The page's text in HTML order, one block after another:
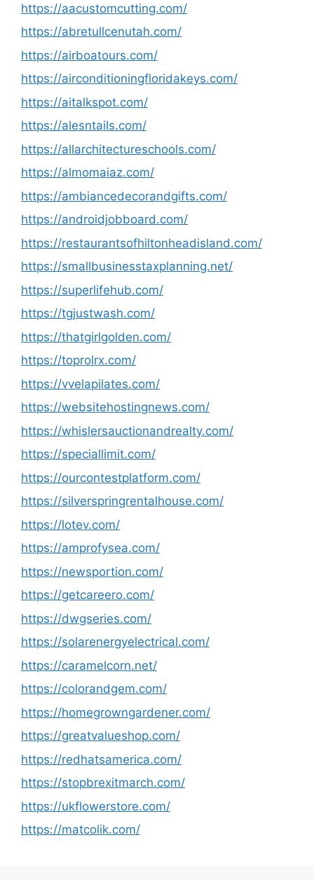
https://aacustomcutting.com/
https://abretullcenutah.com/
https://airboatours.com/
https://airconditioningfloridakeys.com/
https://aitalkspot.com/
https://alesntails.com/
https://allarchitectureschools.com/
https://almomaiaz.com/
https://ambiancedecorandgifts.com/
https://androidjobboard.com/
https://restaurantsofhiltonheadisland.com/
https://smallbusinesstaxplanning.net/
https://superlifehub.com/
https://tgjustwash.com/
https://thatgirlgolden.com/
https://toprolrx.com/
https://vvelapilates.com/
https://websitehostingnews.com/
https://whislersauctionandrealty.com/
https://speciallimit.com/
https://ourcontestplatform.com/
https://silverspringrentalhouse.com/
https://lotev.com/
https://amprofysea.com/
https://newsportion.com/
https://getcareero.com/
https://dwgseries.com/
https://solarenergyelectrical.com/
https://caramelcorn.net/
https://colorandgem.com/
https://homegrowngardener.com/
https://greatvalueshop.com/
https://redhatsamerica.com/
https://stopbrexitmarch.com/
https://ukflowerstore.com/
https://matcolik.com/